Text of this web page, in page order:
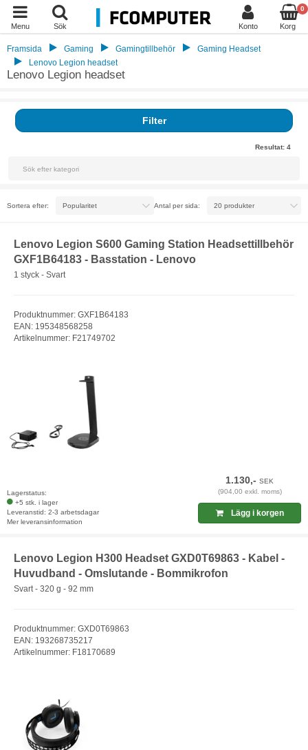
Menu Sök Konto
0
Korg
Framsida Gaming Gamingtillbehör
Gaming Headset
Lenovo Legion headset
Lenovo Legion headset
Filter
Resultat: 4
Sortera efter: Antal per sida:
Lenovo Legion S600 Gaming Station Headsettillbehör
GXF1B64183 - Basstation - Lenovo
1 styck - Svart
Produktnummer: GXF1B64183
EAN: 195348568258
Artikelnummer: F21749702
Lagerstatus:
+5 stk. i lager
Leveranstid: 2-3 arbetsdagar
Mer leveransinformation
1.130,-SEK
(904,00 exkl. moms)
Lägg i korgen
Lenovo Legion H300 Headset GXD0T69863 - Kabel -
Huvudband - Omslutande - Bommikrofon
Svart - 320 g - 92 mm
Produktnummer: GXD0T69863
EAN: 193268735217
Artikelnummer: F18170689